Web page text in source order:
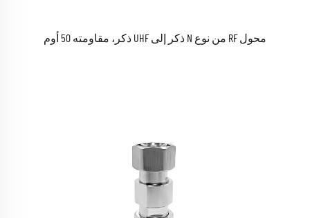
محول RF من نوع N ذكر إلى UHF ذكر، مقاومته 50 أوم